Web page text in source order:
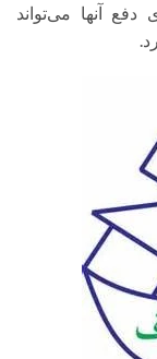
آنها می‌تواند